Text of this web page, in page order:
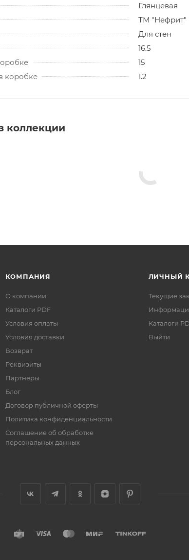
Глянцевая
ТМ "Нефрит"
Для стен
16.5
15
коробке
1.2
коллекции
КОМПАНИЯ
О компании
Каталоги PDF
Условия оплаты
Условия доставки
Возврат
Реквизиты
Партнеры
Блог
Договор публичной оферты
Политика конфиденциальности
Соглашение об обработке
персональных данных
ЛИЧНЫЙ
Текущие
Каталоги
Выйти